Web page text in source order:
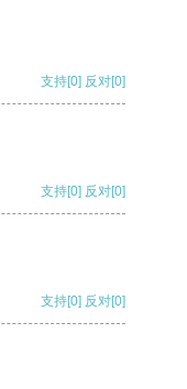
支持[0] 反对[0]
支持[0] 反对[0]
支持[0] 反对[0]